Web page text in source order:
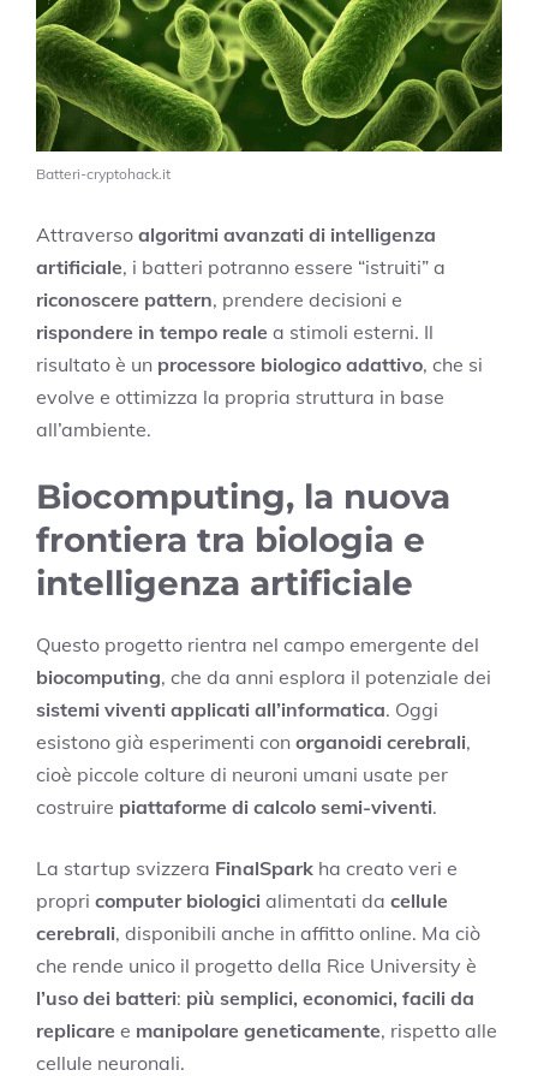
Batteri-cryptohack.it
Attraverso algoritmi avanzati di intelligenza
artificiale, i batteri potranno essere “istruiti” a
riconoscere pattern, prendere decisioni e
rispondere in tempo reale a stimoli esterni. Il
risultato è un processore biologico adattivo, che si
evolve e ottimizza la propria struttura in base
all’ambiente.
Biocomputing, la nuova
frontiera tra biologia e
intelligenza artificiale
Questo progetto rientra nel campo emergente del
biocomputing, che da anni esplora il potenziale dei
sistemi viventi applicati all’informatica. Oggi
esistono già esperimenti con organoidi cerebrali,
cioè piccole colture di neuroni umani usate per
costruire piattaforme di calcolo semi-viventi.
La startup svizzera FinalSpark ha creato veri e
propri computer biologici alimentati da cellule
cerebrali, disponibili anche in affitto online. Ma ciò
che rende unico il progetto della Rice University è
l’uso dei batteri: più semplici, economici, facili da
replicare e manipolare geneticamente, rispetto alle
cellule neuronali.